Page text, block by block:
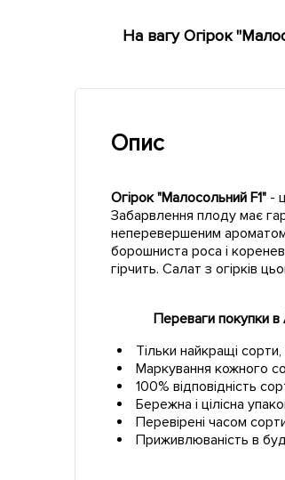
На вагу Огірок
Опис
Огірок "Малосольний F1" -
Забарвлення плоду має
неперевершеним ароматом
борошниста роса і
гірчить. Салат з огірків
Переваги покупки
Тільки найкращі
Маркування кожного
100% відповідність
Бережна і цілісна
Перевірені часом
Приживлюваність в